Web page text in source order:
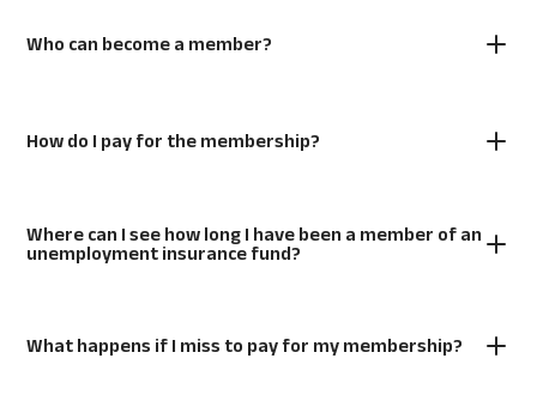
Who can become a member?
How do I pay for the membership?
Where can I see how long I have been a member of an
unemployment insurance fund?
What happens if I miss to pay for my membership?